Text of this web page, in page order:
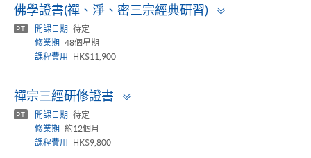
佛學證書(禪、淨、密三宗經典研習)
PT 開課日期
待定
修業期
48個星期
課程費用
HK$11,900
禪宗三經研修證書
PT 開課日期
待定
修業期
約12個月
課程費用
HK$9,800